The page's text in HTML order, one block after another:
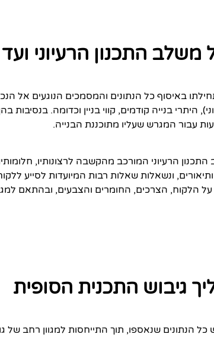
משלב התכנון הרעיוני
באיסוף כל הנתונים והמסמכים הנוגעים
היתרי בנייה קודמים, קווי בניין וכדומה. בנסיבות
עבור המגרש שעליו מתוכננת הבנייה.
הרעיוני המורכב מהקשבה לרצונותיו,
ותיאורים, ונשאלות שאלות רבות המיועדות לסייע
הלקוח, הצרכים, החומרים והצבעים, ובהתאם
גיבוש התכנית הסופית
כל הנתונים שנאספו, תוך התייחסות למגוון רחב